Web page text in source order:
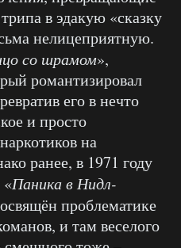
в эдакую «сказку
нелицеприятную.
со шрамом»,
романтизировал
его в нечто
и просто
на
ранее, в 1971 году
Паника в Нидл-
проблематике
и там веселого